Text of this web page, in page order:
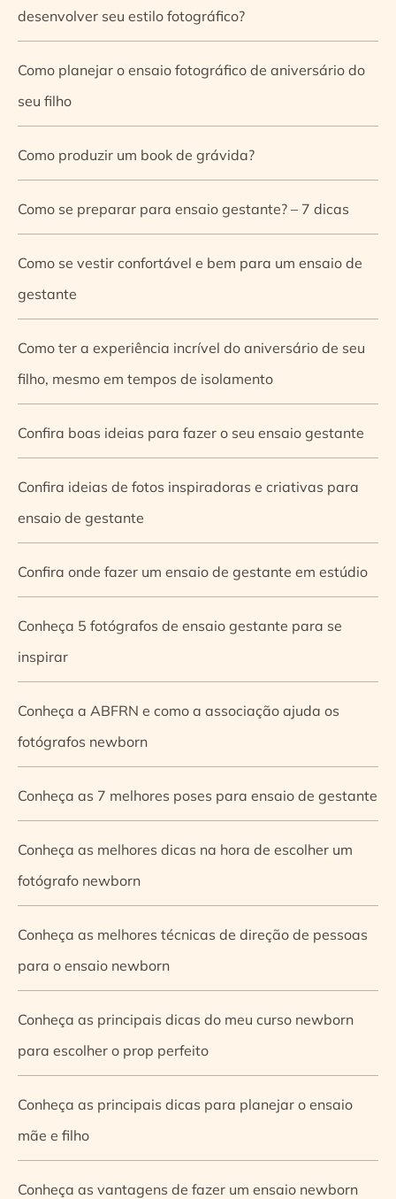
desenvolver seu estilo fotográfico?
Como planejar o ensaio fotográfico de aniversário do
seu filho
Como produzir um book de grávida?
Como se preparar para ensaio gestante? – 7 dicas
Como se vestir confortável e bem para um ensaio de
gestante
Como ter a experiência incrível do aniversário de seu
filho, mesmo em tempos de isolamento
Confira boas ideias para fazer o seu ensaio gestante
Confira ideias de fotos inspiradoras e criativas para
ensaio de gestante
Confira onde fazer um ensaio de gestante em estúdio
Conheça 5 fotógrafos de ensaio gestante para se
inspirar
Conheça a ABFRN e como a associação ajuda os
fotógrafos newborn
Conheça as 7 melhores poses para ensaio de gestante
Conheça as melhores dicas na hora de escolher um
fotógrafo newborn
Conheça as melhores técnicas de direção de pessoas
para o ensaio newborn
Conheça as principais dicas do meu curso newborn
para escolher o prop perfeito
Conheça as principais dicas para planejar o ensaio
mãe e filho
Conheça as vantagens de fazer um ensaio newborn